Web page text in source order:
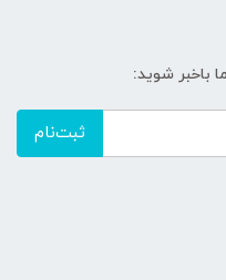
باخبر شوید:
ثبت‌نام